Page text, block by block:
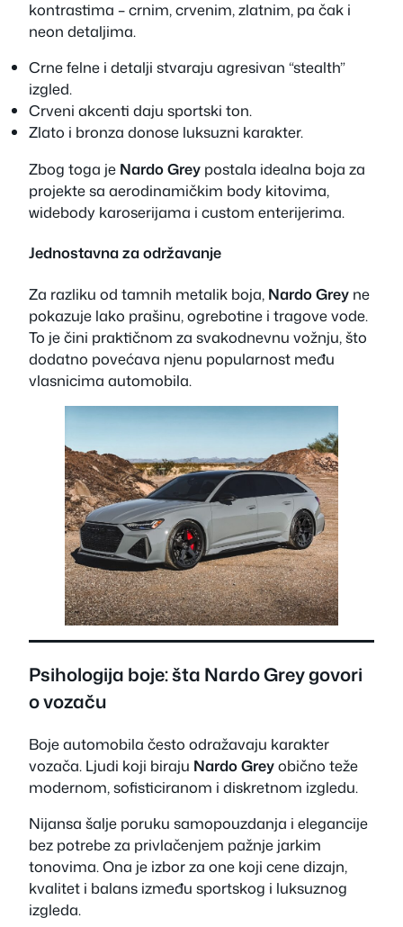
kontrastima – crnim, crvenim, zlatnim, pa čak i
neon detaljima.
Crne felne i detalji stvaraju agresivan “stealth”
izgled.
Crveni akcenti daju sportski ton.
Zlato i bronza donose luksuzni karakter.
Zbog toga je Nardo Grey postala idealna boja za
projekte sa aerodinamičkim body kitovima,
widebody karoserijama i custom enterijerima.
Jednostavna za održavanje
Za razliku od tamnih metalik boja, Nardo Grey ne
pokazuje lako prašinu, ogrebotine i tragove vode.
To je čini praktičnom za svakodnevnu vožnju, što
dodatno povećava njenu popularnost među
vlasnicima automobila.
Psihologija boje: šta Nardo Grey govori
o vozaču
Boje automobila često odražavaju karakter
vozača. Ljudi koji biraju Nardo Greyobično teže
modernom, sofisticiranom i diskretnom izgledu.
Nijansa šalje poruku samopouzdanja i elegancije
bez potrebe za privlačenjem pažnje jarkim
tonovima. Ona je izbor za one koji cene dizajn,
kvalitet i balans između sportskog i luksuznog
izgleda.